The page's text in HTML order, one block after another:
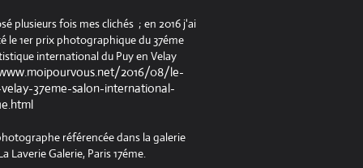
plusieurs fois mes clichés ; en 2016 j'ai
le 1er prix photographique du 37éme
international du Puy en Velay
2016/08/le-
37eme-salon-international-
référencée dans la galerie
Laverie Galerie, Paris 17éme.